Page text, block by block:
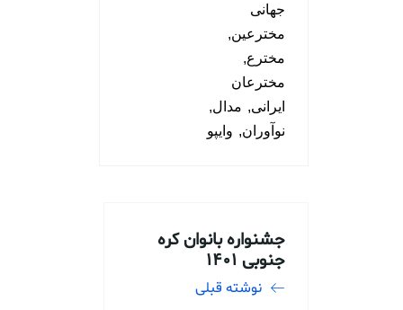
جهانی
مخترعین
مخترع
مخترعان
ایرانی
مدال
نوآوران
وایپو
جشنواره بانوان کره
جنوبی 1401
نوشته قبلی